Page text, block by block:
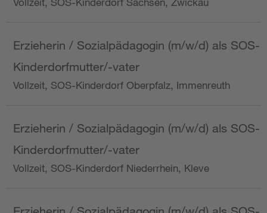
Erzieherin / Sozialpädagogin (m/w/d) als SOS-
Kinderdorfmutter/-vater
Vollzeit, SOS-Kinderdorf Oberpfalz, Immenreuth
Erzieherin / Sozialpädagogin (m/w/d) als SOS-
Kinderdorfmutter/-vater
Vollzeit, SOS-Kinderdorf Niederrhein, Kleve